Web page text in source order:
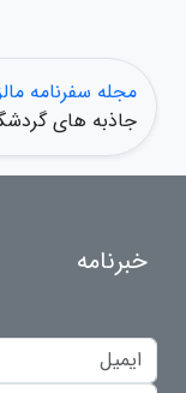
مجله سفرنامه
جاذبه های
خبرنامه